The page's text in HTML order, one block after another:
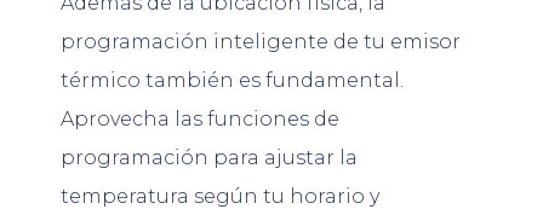
programación inteligente de tu emisor
térmico también es fundamental.
Aprovecha las funciones de
programación para ajustar la
temperatura según tu horario y